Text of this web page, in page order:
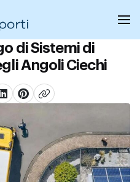
di Sistemi di
Angoli Ciechi